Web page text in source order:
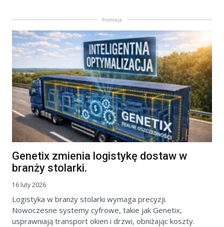
Promocja
Genetix zmienia logistykę dostaw w
branży stolarki.
16 luty 2026
Logistyka w branży stolarki wymaga precyzji.
Nowoczesne systemy cyfrowe, takie jak Genetix,
usprawniają transport okien i drzwi, obniżając koszty.